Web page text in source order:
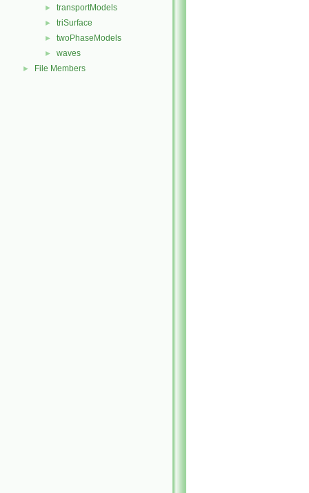
► transportModels
► triSurface
► twoPhaseModels
► waves
► File Members